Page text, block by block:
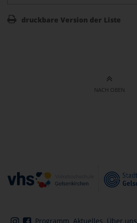
druckbare Version der Liste
NACH OBEN
Programm Aktuelles Über uns